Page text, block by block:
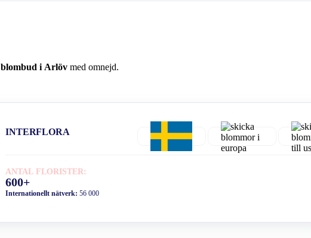
blombud i Arlöv med omnejd.
INTERFLORA
ANTAL FLORISTER:
600+
Internationellt nätverk:56 000